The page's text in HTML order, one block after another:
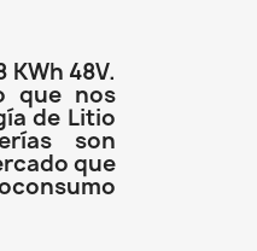
KWh 48V.
que nos
de Litio
son
que